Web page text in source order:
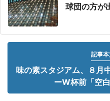
球団の方が
記事
味の素スタジアム、８
ーW杯前「空